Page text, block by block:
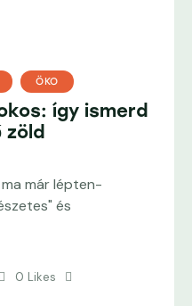
ÖKO
így ismerd
már lépten-
és
0 Likes